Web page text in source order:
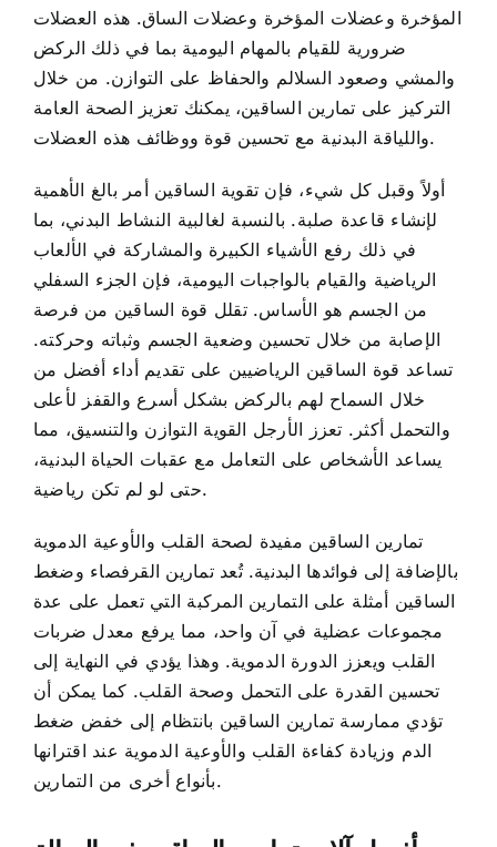
المؤخرة وعضلات المؤخرة وعضلات الساق. هذه العضلات
ضرورية للقيام بالمهام اليومية بما في ذلك الركض
والمشي وصعود السلالم والحفاظ على التوازن. من خلال
التركيز على تمارين الساقين، يمكنك تعزيز الصحة العامة
واللياقة البدنية مع تحسين قوة ووظائف هذه العضلات.
أولاً وقبل كل شيء، فإن تقوية الساقين أمر بالغ الأهمية
لإنشاء قاعدة صلبة. بالنسبة لغالبية النشاط البدني، بما
في ذلك رفع الأشياء الكبيرة والمشاركة في الألعاب
الرياضية والقيام بالواجبات اليومية، فإن الجزء السفلي
من الجسم هو الأساس. تقلل قوة الساقين من فرصة
الإصابة من خلال تحسين وضعية الجسم وثباته وحركته.
تساعد قوة الساقين الرياضيين على تقديم أداء أفضل من
خلال السماح لهم بالركض بشكل أسرع والقفز لأعلى
والتحمل أكثر. تعزز الأرجل القوية التوازن والتنسيق، مما
يساعد الأشخاص على التعامل مع عقبات الحياة البدنية،
حتى لو لم تكن رياضية.
تمارين الساقين مفيدة لصحة القلب والأوعية الدموية
بالإضافة إلى فوائدها البدنية. تُعد تمارين القرفصاء وضغط
الساقين أمثلة على التمارين المركبة التي تعمل على عدة
مجموعات عضلية في آن واحد، مما يرفع معدل ضربات
القلب ويعزز الدورة الدموية. وهذا يؤدي في النهاية إلى
تحسين القدرة على التحمل وصحة القلب. كما يمكن أن
تؤدي ممارسة تمارين الساقين بانتظام إلى خفض ضغط
الدم وزيادة كفاءة القلب والأوعية الدموية عند اقترانها
بأنواع أخرى من التمارين.